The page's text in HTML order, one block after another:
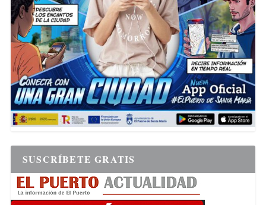
SUSCRÍBETE GRATIS